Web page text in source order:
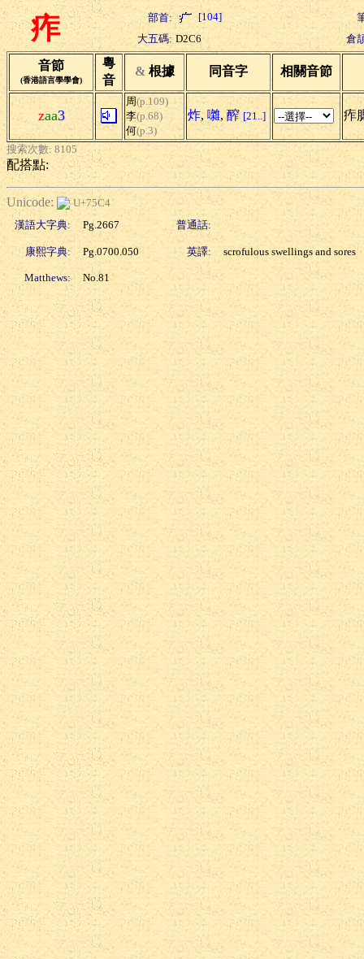
痄 部首: [104]
大五碼: D2C6 倉
音節
(香港語言學學會)
粵
音
& 根據 同音字 相關音節
zaa3
周(p.109)
李(p.68)
何(p.3)
炸, 囃, 醡 [21..] 痄
搜索次數: 8105
配搭點:
Unicode:
U+75C4
漢語大字典:
Pg.2667 普通話:
康熙字典: Pg.0700.050 英譯: scrofulous swellings and sores
Matthews: No.81